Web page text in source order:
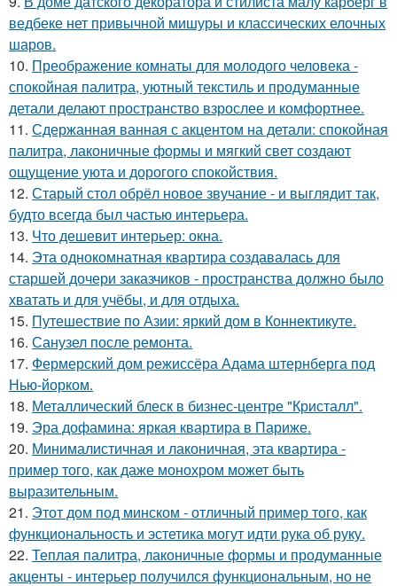
ведбеке нет привычной мишуры и классических елочных
шаров.
10. Преображение комнаты для молодого человека -
спокойная палитра, уютный текстиль и продуманные
детали делают пространство взрослее и комфортнее.
11. Сдержанная ванная с акцентом на детали: спокойная
палитра, лаконичные формы и мягкий свет создают
ощущение уюта и дорогого спокойствия.
12. Старый стол обрёл новое звучание - и выглядит так,
будто всегда был частью интерьера.
13. Что дешевит интерьер: окна.
14. Эта однокомнатная квартира создавалась для
старшей дочери заказчиков - пространства должно было
хватать и для учёбы, и для отдыха.
15. Путешествие по Азии: яркий дом в Коннектикуте.
16. Санузел после ремонта.
17. Фермерский дом режиссёра Адама штернберга под
Нью-йорком.
18. Металлический блеск в бизнес-центре "Кристалл".
19. Эра дофамина: яркая квартира в Париже.
20. Минималистичная и лаконичная, эта квартира -
пример того, как даже монохром может быть
выразительным.
21. Этот дом под минском - отличный пример того, как
функциональность и эстетика могут идти рука об руку.
22. Теплая палитра, лаконичные формы и продуманные
акценты - интерьер получился функциональным, но не